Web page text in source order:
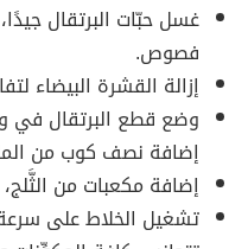
غسل حبّات البرتقال
فصوص.
إزالة القشرة البيضاء
وضع قطع البرتقال في
إضافة نصف كوب من
إضافة مكعبات من
تشغيل الخلاط على